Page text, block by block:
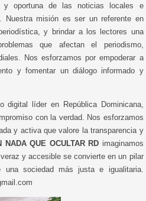
y oportuna de las noticias locales e
Nuestra misión es ser un referente en
y brindar a los lectores una
que afectan el periodismo,
Nos esforzamos por empoderar a
y fomentar un diálogo informado y
digital líder en República Dominicana,
con la verdad. Nos esforzamos
y activa que valore la transparencia y
NADA QUE OCULTAR RD imaginamos
y accesible se convierte en un pilar
una sociedad más justa e igualitaria.